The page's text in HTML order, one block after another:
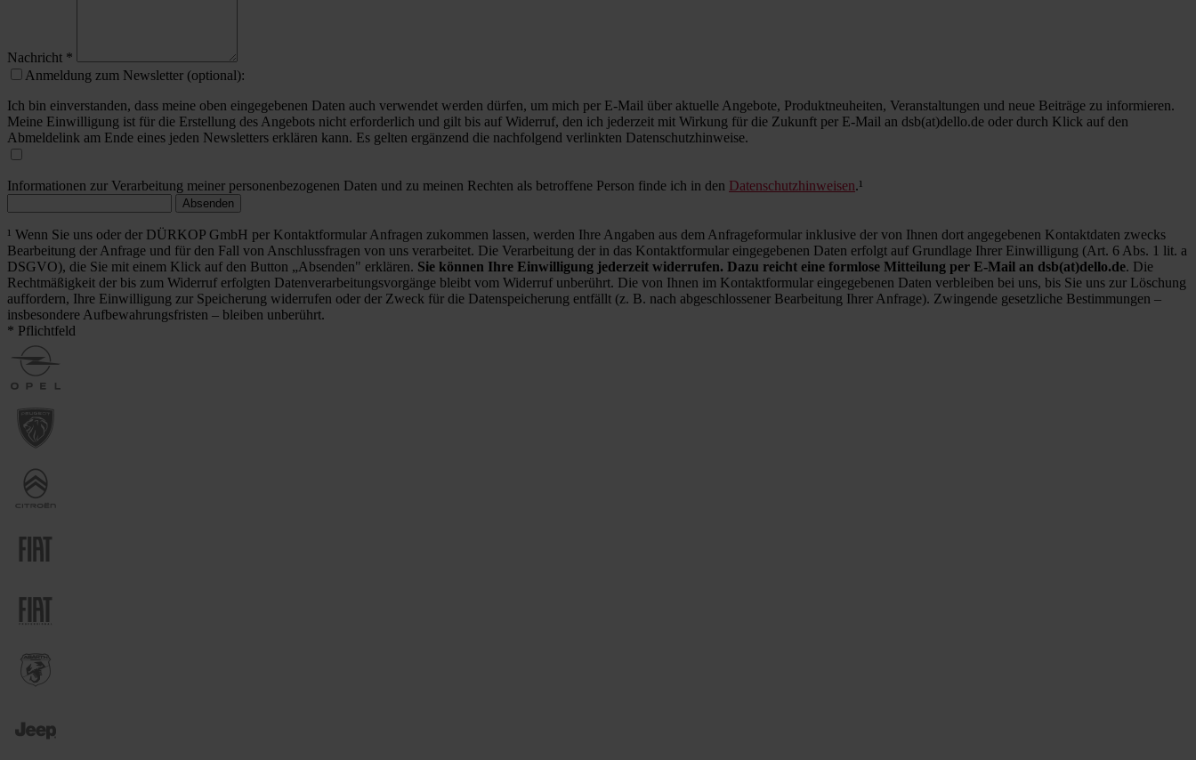
Nachricht *
Anmeldung zum Newsletter (optional):
Ich bin einverstanden, dass meine oben eingegebenen Daten auch verwendet werden dürfen, um mich per E-Mail über aktuelle Angebote, Produktneuheiten, Veranstaltungen und neue Beiträge zu informieren.
Meine Einwilligung ist für die Erstellung des Angebots nicht erforderlich und gilt bis auf Widerruf, den ich jederzeit mit Wirkung für die Zukunft per E-Mail an dsb(at)dello.de oder durch Klick auf den
Abmeldelink am Ende eines jeden Newsletters erklären kann. Es gelten ergänzend die nachfolgend verlinkten Datenschutzhinweise.
Informationen zur Verarbeitung meiner personenbezogenen Daten und zu meinen Rechten als betroffene Person finde ich in den Datenschutzhinweisen.¹
Absenden
¹ Wenn Sie uns oder der DÜRKOP GmbH per Kontaktformular Anfragen zukommen lassen, werden Ihre Angaben aus dem Anfrageformular inklusive der von Ihnen dort angegebenen Kontaktdaten zwecks
Bearbeitung der Anfrage und für den Fall von Anschlussfragen von uns verarbeitet. Die Verarbeitung der in das Kontaktformular eingegebenen Daten erfolgt auf Grundlage Ihrer Einwilligung (Art. 6 Abs. 1 lit. a
DSGVO), die Sie mit einem Klick auf den Button „Absenden" erklären. Sie können Ihre Einwilligung jederzeit widerrufen. Dazu reicht eine formlose Mitteilung per E-Mail an dsb(at)dello.de. Die
Rechtmäßigkeit der bis zum Widerruf erfolgten Datenverarbeitungsvorgänge bleibt vom Widerruf unberührt. Die von Ihnen im Kontaktformular eingegebenen Daten verbleiben bei uns, bis Sie uns zur Löschung
auffordern, Ihre Einwilligung zur Speicherung widerrufen oder der Zweck für die Datenspeicherung entfällt (z. B. nach abgeschlossener Bearbeitung Ihrer Anfrage). Zwingende gesetzliche Bestimmungen –
insbesondere Aufbewahrungsfristen – bleiben unberührt.
* Pflichtfeld